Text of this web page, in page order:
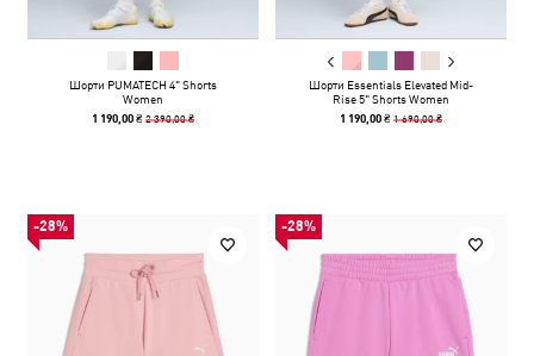
Шорти PUMATECH 4" Shorts
Women
1 190,00 ₴2 390,00 ₴
Шорти Essentials Elevated Mid-
Rise 5" Shorts Women
1 190,00 ₴1 690,00 ₴
-28% -28%